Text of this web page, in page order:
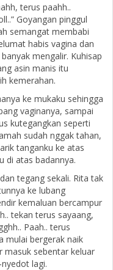
terus paahh..
Goyangan pinggul
semangat membabi
habis vagina dan
mengalir. Kuhisap
asin manis itu
kemerahan.
ke mukaku sehingga
vaginanya, sampai
kutegangkan seperti
sudah nggak tahan,
tanganku ke atas
di atas badannya.
tegang sekali. Rita tak
ke lubang
kemaluan bercampur
tekan terus sayaang,
Paah.. terus
mulai bergerak naik
masuk sebentar keluar
lagi.